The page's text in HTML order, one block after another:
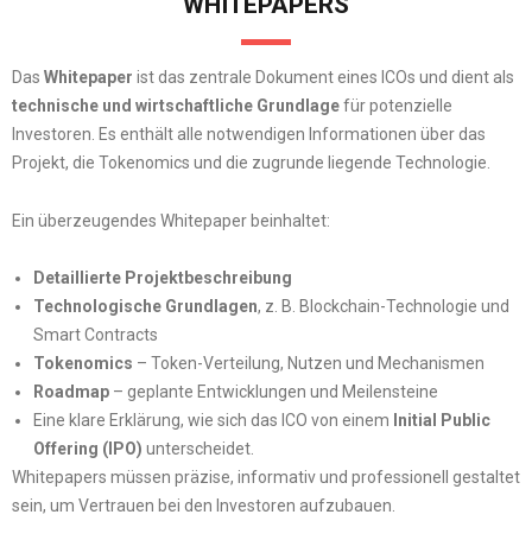
Das Whitepaper ist das zentrale Dokument eines ICOs und dient als
technische und wirtschaftliche Grundlagefür potenzielle
Investoren. Es enthält alle notwendigen Informationen über das
Projekt, die Tokenomics und die zugrunde liegende Technologie.
Ein überzeugendes Whitepaper beinhaltet:
Detaillierte Projektbeschreibung
Technologische Grundlagen, z. B. Blockchain-Technologie und
Smart Contracts
Tokenomics – Token-Verteilung, Nutzen und Mechanismen
Roadmap– geplante Entwicklungen und Meilensteine
Eine klare Erklärung, wie sich das ICO von einem Initial Public
Offering (IPO) unterscheidet.
Whitepapers müssen präzise, informativ und professionell gestaltet
sein, um Vertrauen bei den Investoren aufzubauen.